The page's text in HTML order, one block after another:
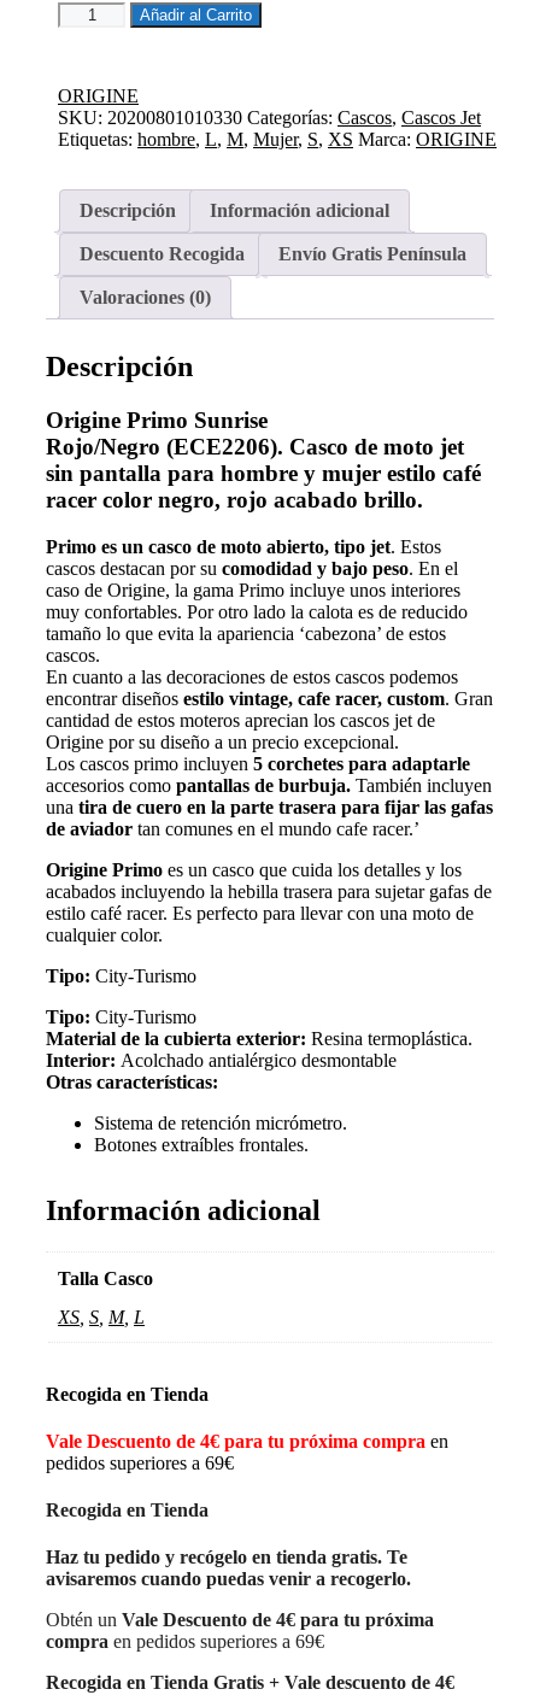
CASCO
JET
RED/BLACK
cantidad
Añadir al Carrito
ORIGINE
SKU: 20200801010330 Categorías: Cascos, Cascos Jet
Etiquetas: hombre, L, M, Mujer, S, XS Marca: ORIGINE
Descripción Información adicional
Descuento Recogida Envío Gratis Península
Valoraciones (0)
Descripción
Origine Primo Sunrise
Rojo/Negro (ECE2206). Casco de moto jet
sin pantalla para hombre y mujer estilo café
racer color negro, rojo acabado brillo.
Primo es un casco de moto abierto, tipo jet. Estos
cascos destacan por su comodidad y bajo peso. En el
caso de Origine, la gama Primo incluye unos interiores
muy confortables. Por otro lado la calota es de reducido
tamaño lo que evita la apariencia ‘cabezona’ de estos
cascos.
En cuanto a las decoraciones de estos cascos podemos
encontrar diseños estilo vintage, cafe racer, custom. Gran
cantidad de estos moteros aprecian los cascos jet de
Origine por su diseño a un precio excepcional.
Los cascos primo incluyen 5 corchetes para adaptarle
accesorios como pantallas de burbuja. También incluyen
una tira de cuero en la parte trasera para fijar las gafas
de aviador tan comunes en el mundo cafe racer.’
Origine Primo es un casco que cuida los detalles y los
acabados incluyendo la hebilla trasera para sujetar gafas de
estilo café racer. Es perfecto para llevar con una moto de
cualquier color.
Tipo: City-Turismo
Tipo: City-Turismo
Material de la cubierta exterior: Resina termoplástica.
Interior: Acolchado antialérgico desmontable
Otras características:
Sistema de retención micrómetro.
Botones extraíbles frontales.
Información adicional
Talla Casco
XS S M, L
Recogida en Tienda
Vale Descuento de 4€ para tu próxima compra en
pedidos superiores a 69€
Recogida en Tienda
Haz tu pedido y recógelo en tienda gratis. Te
avisaremos cuando puedas venir a recogerlo.
Obtén un Vale Descuento de 4€ para tu próxima
compra en pedidos superiores a 69€
Recogida en Tienda Gratis + Vale descuento de 4€